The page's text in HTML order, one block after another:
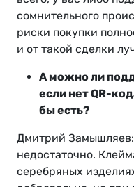
сомнительного
риски покупки
и от такой сделки
А можно ли
если нет QR-
бы есть?
Дмитрий Замышляев:
недостаточно.
серебряных